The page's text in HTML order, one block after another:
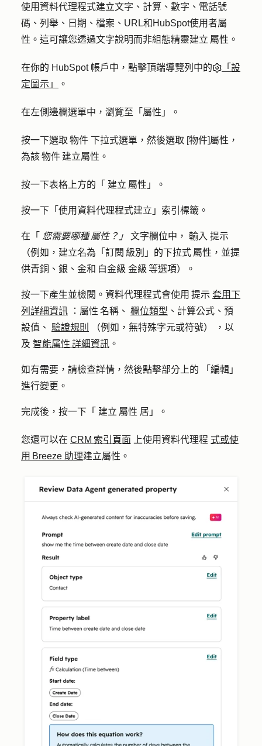
使用資料代理程式建立文字、計算、數字、電話號
碼、列舉、日期、檔案、URL和HubSpot使用者屬
性。這可讓您透過文字說明而非組態精靈建立 屬性。
在你的 HubSpot 帳戶中，點擊頂端導覽列中的
「設
定圖示」
。
在左側邊欄選單中，瀏覽至 「屬性」 。
按一下選取 物件 下拉式選單，然後選取 [物件]屬性 ，
為該 物件 建立屬性。
按一下表格上方的「 建立 屬性 」。
按一下「使用資料代理程式建立 」索引標籤。
在「 您需要哪種 屬性？」 文字欄位中， 輸入 提示
（例如，建立名為「訂閱 級別」的下拉式 屬性，並提
供青銅、銀、金和 白金級 金級 等選項）。
按一下產生並檢閱 。資料代理程式會使用 提示 套用下
列詳細資訊 ：屬性 名稱、 欄位類型 、計算公式、預
設值、 驗證規則
（例如，無特殊字元或符號） ，以
及 智能属性 詳細資訊 。
如有需要，請檢查詳情，然後點擊部分上的
「編輯」
進行變更。
完成後，按一下「 建立 屬性 居」。
您還可以在 CRM 索引頁面 上使用資料代理程 式或使
用 Breeze 助理建立屬性。